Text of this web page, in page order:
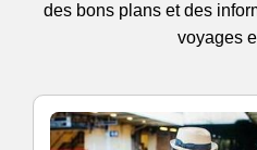
des bons plans et des
voyages